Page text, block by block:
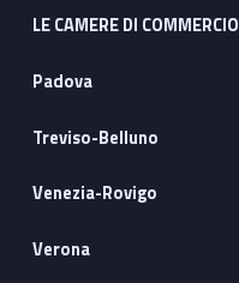
LE CAMERE DI COMMERCIO
Padova
Treviso-Belluno
Venezia-Rovigo
Verona